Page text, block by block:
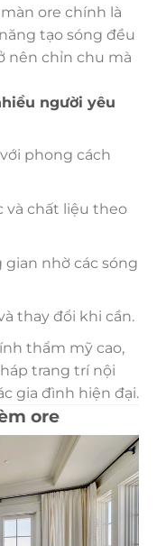
ore chính là
tạo sóng đều
nên chỉn chu mà
người yêu
phong cách
và chất liệu theo
nhờ các sóng
thay đổi khi cần.
thẩm mỹ cao,
trang trí nội
gia đình hiện đại.
ore